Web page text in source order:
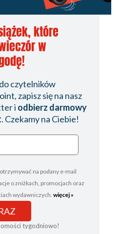
które
w
czytelników
zapisz się na nasz
i odbierz darmowy
. Czekamy na Ciebie!
na podany e-mail
o zniżkach, promocjach oraz
wydawniczych. więcej »
tygodniowo!